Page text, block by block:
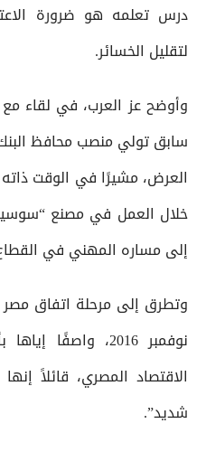
درس تعلمه هو ضرورة
لتقليل الخسائر.
سابق تولي منصب محافظ
العرض، مشيرًا في الوقت ذاته
خلال العمل في مصنع
إلى مساره المهني في
وتطرق إلى مرحلة اتفاق
نوفمبر 2016،
الاقتصاد المصري، قائلاً
شديد”.